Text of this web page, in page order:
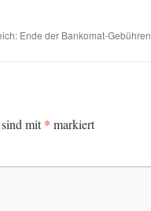
Ende der Bankomat-Gebühren
mit* markiert